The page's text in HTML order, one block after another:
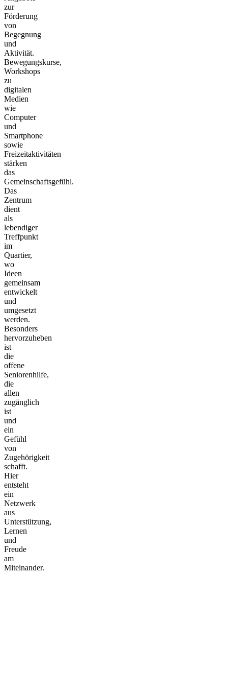
zur
Förderung
von
Begegnung
und
Aktivität.
Bewegungskurse,
Workshops
zu
digitalen
Medien
wie
Computer
und
Smartphone
sowie
Freizeitaktivitäten
stärken
das
Gemeinschaftsgefühl.
Das
Zentrum
dient
als
lebendiger
Treffpunkt
im
Quartier,
wo
Ideen
gemeinsam
entwickelt
und
umgesetzt
werden.
Besonders
hervorzuheben
ist
die
offene
Seniorenhilfe,
die
allen
zugänglich
ist
und
ein
Gefühl
von
Zugehörigkeit
schafft.
Hier
entsteht
ein
Netzwerk
aus
Unterstützung,
Lernen
und
Freude
am
Miteinander.